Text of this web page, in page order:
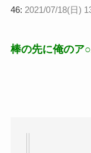
46: 2021/07/18(日)
棒の先に俺のア